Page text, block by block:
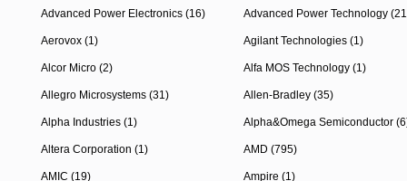
Advanced Power Electronics (16) Advanced Power Technology
Aerovox (1) Agilant Technologies (1)
Alcor Micro (2) Alfa MOS Technology (1)
Allegro Microsystems (31) Allen-Bradley (35)
Alpha Industries (1) Alpha&Omega Semiconductor
Altera Corporation (1) AMD (795)
AMIC (19) Ampire (1)